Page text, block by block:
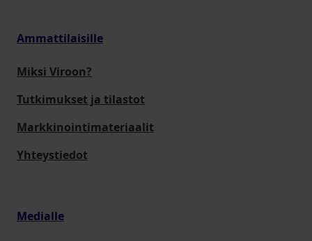
Ammattilaisille
Miksi Viroon?
Tutkimukset ja tilastot
Markkinointimateriaalit
Yhteystiedot
Medialle